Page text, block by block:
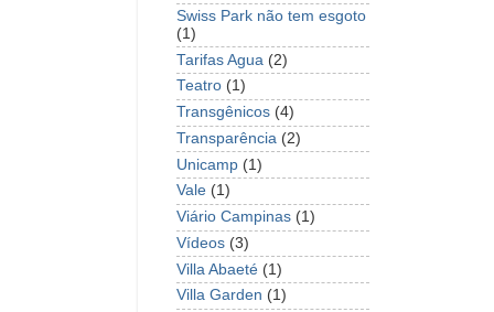
Swiss Park não tem esgoto
(1)
Tarifas Agua (2)
Teatro (1)
Transgênicos (4)
Transparência (2)
Unicamp (1)
Vale (1)
Viário Campinas (1)
Vídeos (3)
Villa Abaeté (1)
Villa Garden (1)